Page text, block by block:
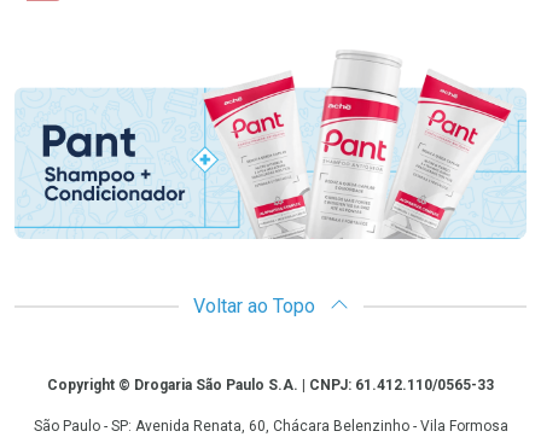
Promoção em Destaque
Voltar ao Topo
CopyrightCopyright © Drogaria São Paulo S.A. | CNPJ: 61.412.110/0565-33
São Paulo - SP: Avenida Renata, 60, Chácara Belenzinho - Vila Formosa